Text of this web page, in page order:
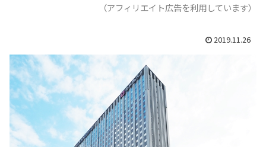
（アフィリエイト広告を利用しています）
2019.11.26